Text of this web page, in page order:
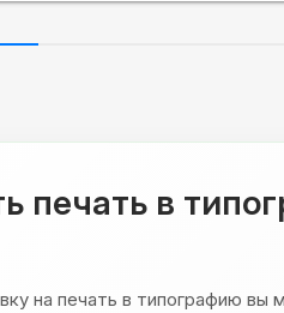
за терпеливость,
печать в
на печать в типографию